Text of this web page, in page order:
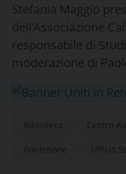
Stefania Maggio
dell’Associazione
responsabile di
moderazione di
Biblioteca Centro
Pordenone Ufficio